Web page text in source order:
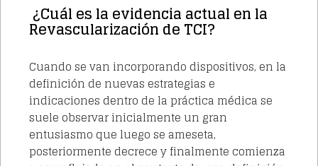
¿Cuál es la evidencia actual en la
Revascularización de TCI?
Cuando se van incorporando dispositivos, en la
definición de nuevas estrategias e
indicaciones dentro de la práctica médica se
suele observar inicialmente un gran
entusiasmo que luego se ameseta,
posteriormente decrece y finalmente comienza